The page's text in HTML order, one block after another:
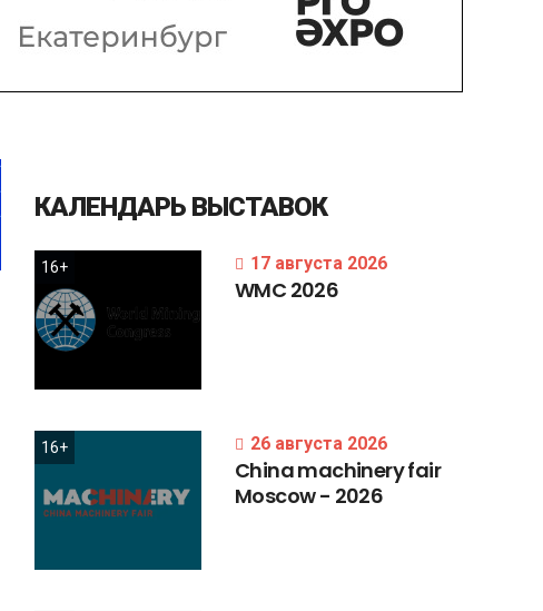
КАЛЕНДАРЬ ВЫСТАВОК
16+ 17 августа 2026
WMC 2026
16+ 26 августа 2026
Chinamachineryfair
Moscow- 2026